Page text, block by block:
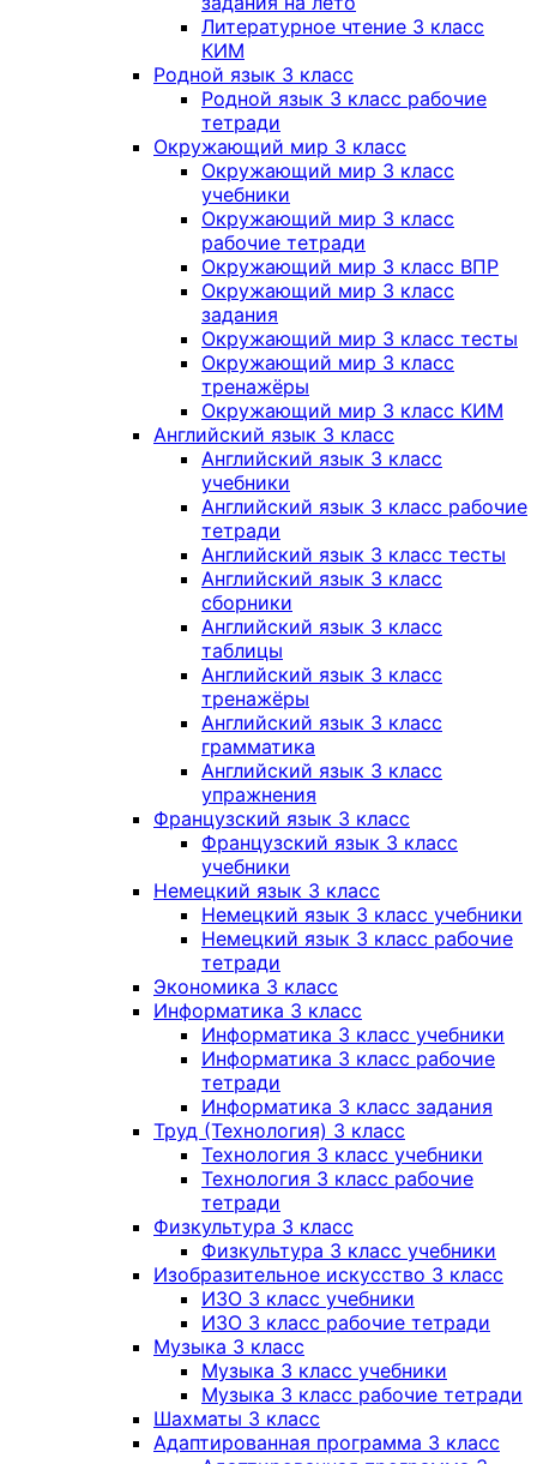
Литературное чтение 3 класс
КИМ
Родной язык 3 класс
Родной язык 3 класс рабочие
тетради
Окружающий мир 3 класс
Окружающий мир 3 класс
учебники
Окружающий мир 3 класс
рабочие тетради
Окружающий мир 3 класс ВПР
Окружающий мир 3 класс
задания
Окружающий мир 3 класс тесты
Окружающий мир 3 класс
тренажёры
Окружающий мир 3 класс КИМ
Английский язык 3 класс
Английский язык 3 класс
учебники
Английский язык 3 класс рабочие
тетради
Английский язык 3 класс тесты
Английский язык 3 класс
сборники
Английский язык 3 класс
таблицы
Английский язык 3 класс
тренажёры
Английский язык 3 класс
грамматика
Английский язык 3 класс
упражнения
Французский язык 3 класс
Французский язык 3 класс
учебники
Немецкий язык 3 класс
Немецкий язык 3 класс учебники
Немецкий язык 3 класс рабочие
тетради
Экономика 3 класс
Информатика 3 класс
Информатика 3 класс учебники
Информатика 3 класс рабочие
тетради
Информатика 3 класс задания
Труд (Технология) 3 класс
Технология 3 класс учебники
Технология 3 класс рабочие
тетради
Физкультура 3 класс
Физкультура 3 класс учебники
Изобразительное искусство 3 класс
ИЗО 3 класс учебники
ИЗО 3 класс рабочие тетради
Музыка 3 класс
Музыка 3 класс учебники
Музыка 3 класс рабочие тетради
Шахматы 3 класс
Адаптированная программа 3 класс